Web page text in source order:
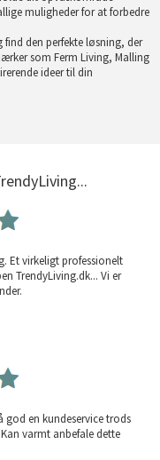
muligheder for at forbedre
find den perfekte løsning, der
som Ferm Living, Malling
ideer til din
Et virkeligt professionelt
TrendyLiving.dk... Vi er
god en kundeservice trods
varmt anbefale dette